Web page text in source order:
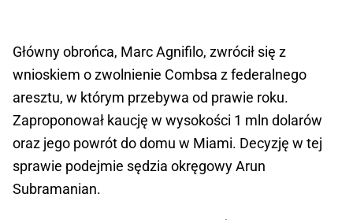
Główny obrońca, Marc Agnifilo, zwrócił się z
wnioskiem o zwolnienie Combsa z federalnego
aresztu, w którym przebywa od prawie roku.
Zaproponował kaucję w wysokości 1 mln dolarów
oraz jego powrót do domu w Miami. Decyzję w tej
sprawie podejmie sędzia okręgowy Arun
Subramanian.